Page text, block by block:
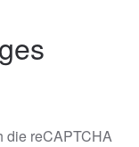
die reCAPTCHA